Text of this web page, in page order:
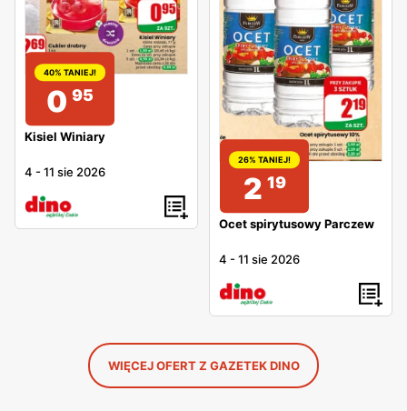
40% TANIEJ!
0 95
Kisiel Winiary
4 -11 sie 2026
26% TANIEJ!
2 19
Ocet spirytusowy Parczew
4 -11 sie 2026
WIĘCEJ OFERT Z GAZETEK DINO